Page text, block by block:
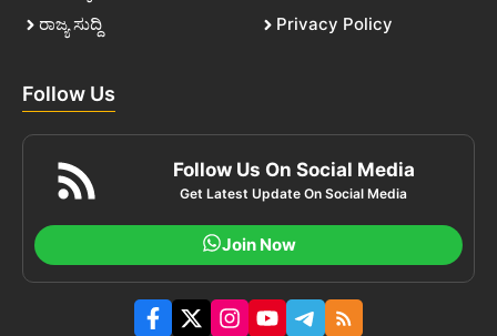
ರಾಜ್ಯ ಸುದ್ದಿ
Privacy Policy
Follow Us
Follow Us On Social Media
Get Latest Update On Social Media
Join Now